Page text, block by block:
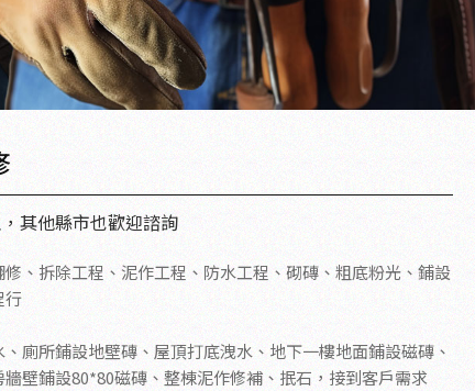
其他縣市也歡迎諮詢
、拆除工程、泥作工程、防水工程、砌磚、粗底粉光、鋪設
行
廁所鋪設地壁磚、屋頂打底洩水、地下一樓地面鋪設磁磚、
壁鋪設80*80磁磚、整棟泥作修補、抿石，接到客戶需求